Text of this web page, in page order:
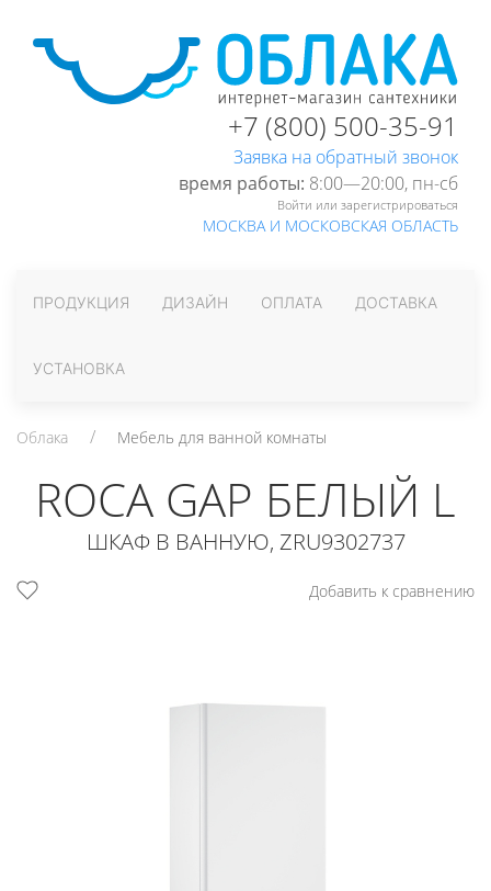
+7 (800) 500-35-91
Заявка на обратный звонок
время работы: 8:00—20:00, пн-cб
Войти или зарегистрироваться
МОСКВА И МОСКОВСКАЯ ОБЛАСТЬ
ПРОДУКЦИЯ ДИЗАЙН ОПЛАТА ДОСТАВКА
УСТАНОВКА
Облака Мебель для ванной комнаты
ROCA GAP БЕЛЫЙ L
ШКАФ В ВАННУЮ, ZRU9302737
Добавить к сравнению